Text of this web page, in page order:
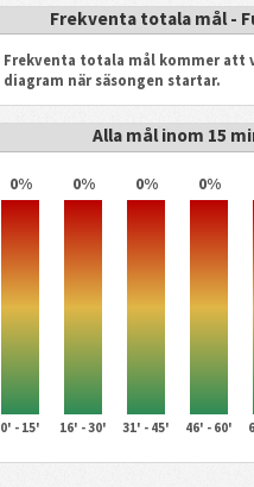
Frekventa totala mål -
Frekventa totala mål kommer att
diagram när säsongen startar.
Alla mål inom 15
0% 0% 0% 0%
0' - 15' 16' - 30' 31' - 45' 46' - 60'